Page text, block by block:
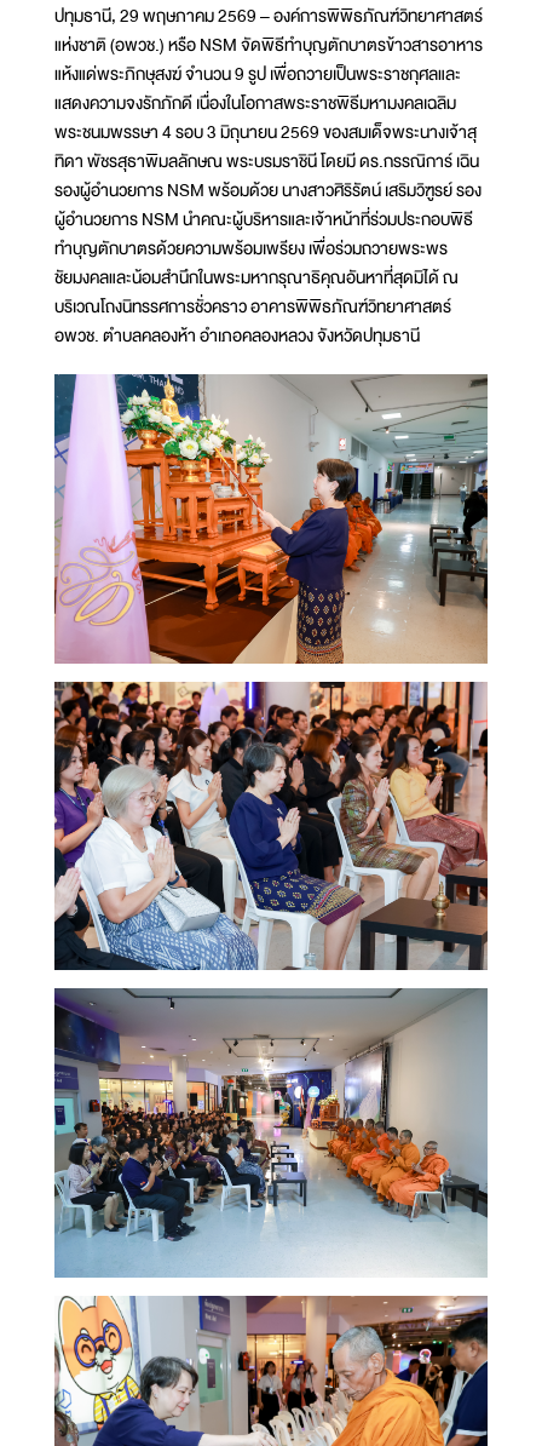
ปทุมธานี, 29 พฤษภาคม 2569 – องค์การพิพิธภัณฑ์วิทยาศาสตร์
แห่งชาติ (อพวช.) หรือ NSM จัดพิธีทำบุญตักบาตรข้าวสารอาหาร
แห้งแด่พระภิกษุสงฆ์ จำนวน 9 รูป เพื่อถวายเป็นพระราชกุศลและ
แสดงความจงรักภักดี เนื่องในโอกาสพระราชพิธีมหามงคลเฉลิม
พระชนมพรรษา 4 รอบ 3 มิถุนายน 2569 ของสมเด็จพระนางเจ้าสุ
ทิดา พัชรสุธาพิมลลักษณ พระบรมราชินี โดยมี ดร.กรรณิการ์ เฉิน
รองผู้อำนวยการ NSM พร้อมด้วย นางสาวศิริรัตน์ เสริมวิฑูรย์ รอง
ผู้อำนวยการ NSM นำคณะผู้บริหารและเจ้าหน้าที่ร่วมประกอบพิธี
ทำบุญตักบาตรด้วยความพร้อมเพรียง เพื่อร่วมถวายพระพร
ชัยมงคลและน้อมสำนึกในพระมหากรุณาธิคุณอันหาที่สุดมิได้ ณ
บริเวณโถงนิทรรศการชั่วคราว อาคารพิพิธภัณฑ์วิทยาศาสตร์
อพวช. ตำบลคลองห้า อำเภอคลองหลวง จังหวัดปทุมธานี